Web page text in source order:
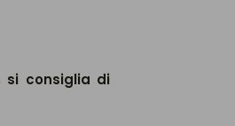
si consiglia di